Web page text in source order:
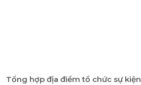
Tổng hợp địa điểm tổ chức sự kiện